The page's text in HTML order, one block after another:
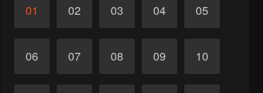
01 02 03 04 05
06 07 08 09 10